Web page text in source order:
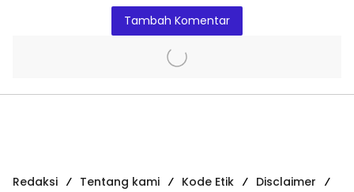
Polresta Banggai
Anak
Remaja Putri di
Tambah Komentar
Redaksi Tentang kami Kode Etik Disclaimer